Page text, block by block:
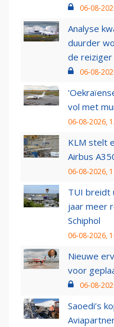
06-08-
Analyse
duurder
de reiziger
06-08-
vol met
06-08-2026,
KLM stelt
Airbus
06-08-2026,
TUI breidt
jaar meer
Schiphol
06-08-2026,
Nieuwe
voor
06-08-
Saoedi’s